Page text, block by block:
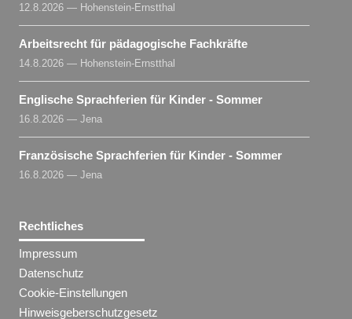
12.8.2026 — Hohenstein-Ernstthal
Arbeitsrecht für pädagogische Fachkräfte
14.8.2026 — Hohenstein-Ernstthal
Englische Sprachferien für Kinder - Sommer
16.8.2026 — Jena
Französische Sprachferien für Kinder - Sommer
16.8.2026 — Jena
Rechtliches
Impressum
Datenschutz
Cookie-Einstellungen
Hinweisgeberschutzgesetz